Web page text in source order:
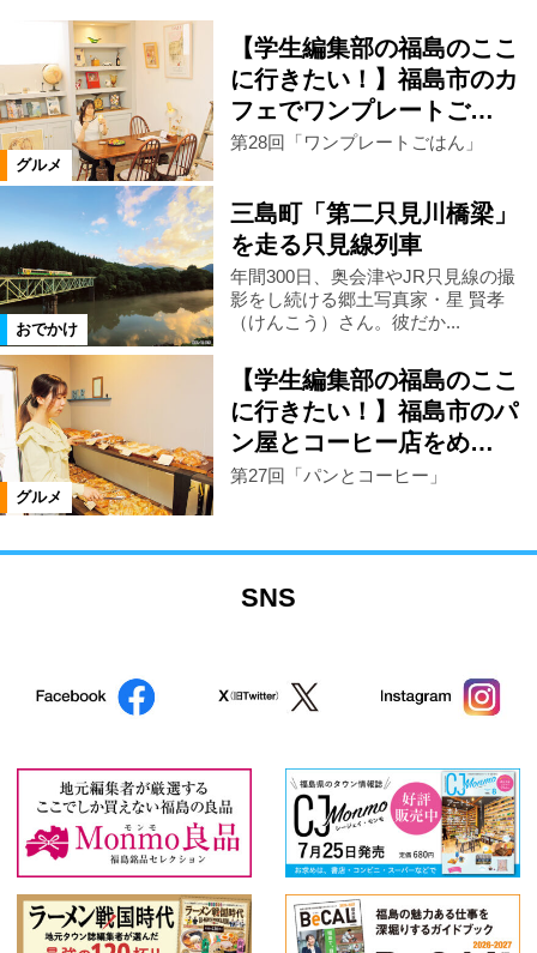
グルメ
【学生編集部の福島のここ
に行きたい！】福島市のカ
フェでワンプレートご…
第28回「ワンプレートごはん」
おでかけ
三島町「第二只見川橋梁」
を走る只見線列車
年間300日、奥会津やJR只見線の撮
影をし続ける郷土写真家・星 賢孝
（けんこう）さん。彼だか...
グルメ
【学生編集部の福島のここ
に行きたい！】福島市のパ
ン屋とコーヒー店をめ…
第27回「パンとコーヒー」
SNS